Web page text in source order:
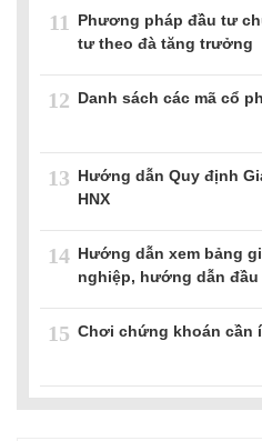
11 Phương pháp đầu tư
tư theo đà tăng trưởng
12 Danh sách các mã cổ
13 Hướng dẫn Quy định
HNX
14 Hướng dẫn xem bảng
nghiệp, hướng dẫn
15 Chơi chứng khoán cần